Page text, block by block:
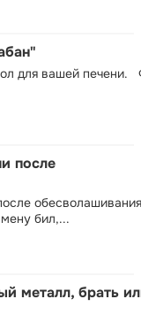
для вашей печени.
после
бил,...
металл, брать